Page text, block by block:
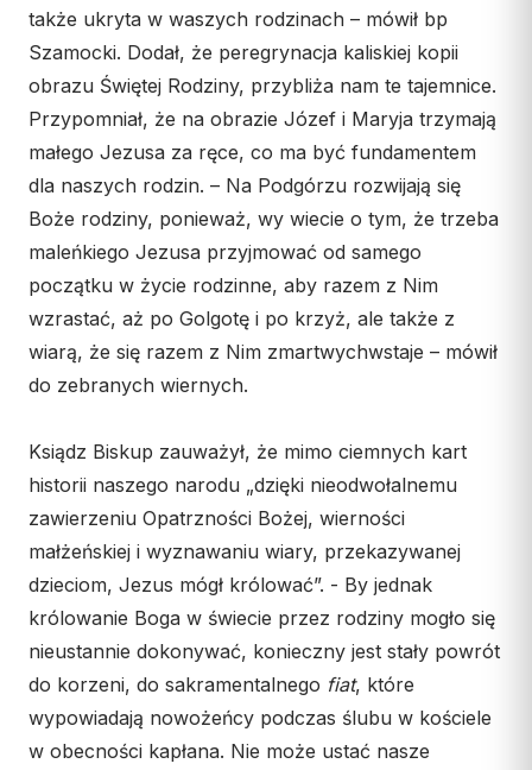
także ukryta w waszych rodzinach – mówił bp
Szamocki. Dodał, że peregrynacja kaliskiej kopii
obrazu Świętej Rodziny, przybliża nam te tajemnice.
Przypomniał, że na obrazie Józef i Maryja trzymają
małego Jezusa za ręce, co ma być fundamentem
dla naszych rodzin. – Na Podgórzu rozwijają się
Boże rodziny, ponieważ, wy wiecie o tym, że trzeba
maleńkiego Jezusa przyjmować od samego
początku w życie rodzinne, aby razem z Nim
wzrastać, aż po Golgotę i po krzyż, ale także z
wiarą, że się razem z Nim zmartwychwstaje – mówił
do zebranych wiernych.
Ksiądz Biskup zauważył, że mimo ciemnych kart
historii naszego narodu „dzięki nieodwołalnemu
zawierzeniu Opatrzności Bożej, wierności
małżeńskiej i wyznawaniu wiary, przekazywanej
dzieciom, Jezus mógł królować”. - By jednak
królowanie Boga w świecie przez rodziny mogło się
nieustannie dokonywać, konieczny jest stały powrót
do korzeni, do sakramentalnego fiat, które
wypowiadają nowożeńcy podczas ślubu w kościele
w obecności kapłana. Nie może ustać nasze